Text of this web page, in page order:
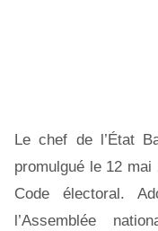
Le chef de l’État
promulgué le 12
Code électoral.
l’Assemblée